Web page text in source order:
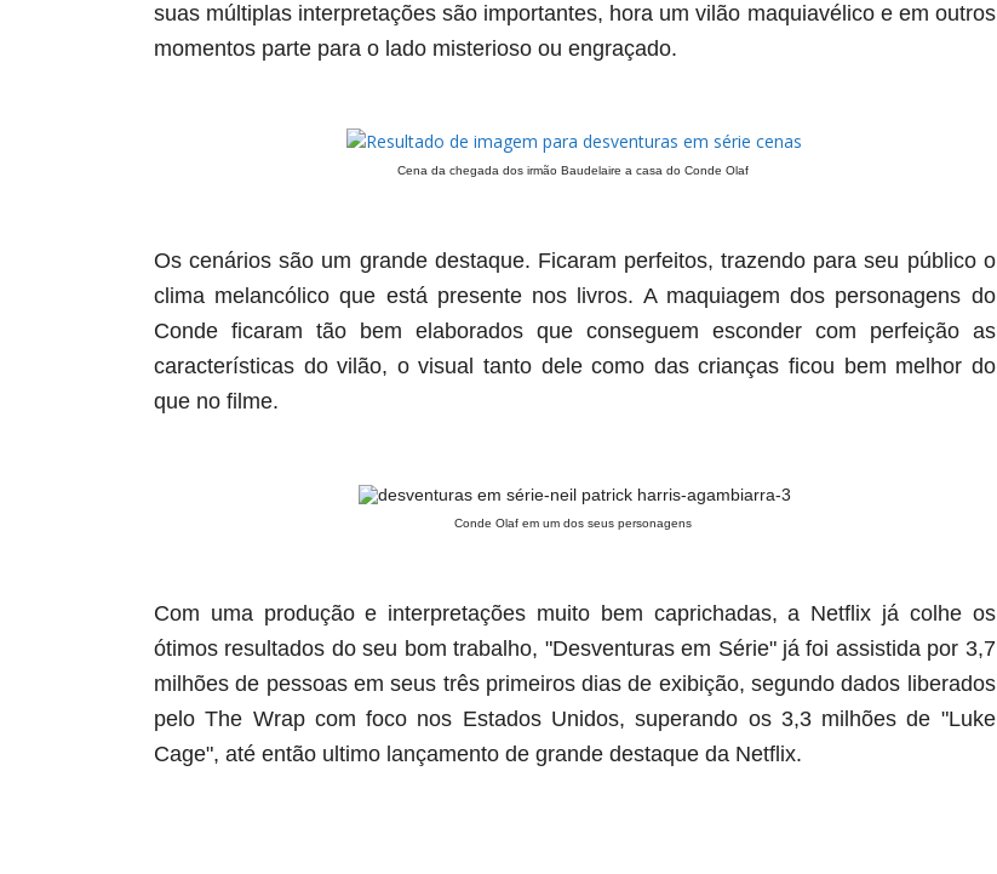
suas múltiplas interpretações são importantes, hora um vilão maquiavélico e em outros
momentos parte para o lado misterioso ou engraçado.
Cena da chegada dos irmão Baudelaire a casa do Conde Olaf
Os cenários são um grande destaque. Ficaram perfeitos, trazendo para seu público o
clima melancólico que está presente nos livros. A maquiagem dos personagens do
Conde ficaram tão bem elaborados que conseguem esconder com perfeição as
características do vilão, o visual tanto dele como das crianças ficou bem melhor do
que no filme.
Conde Olaf em um dos seus personagens
Com uma produção e interpretações muito bem caprichadas, a Netflix já colhe os
ótimos resultados do seu bom trabalho, "Desventuras em Série" já foi assistida por 3,7
milhões de pessoas em seus três primeiros dias de exibição, segundo dados liberados
pelo The Wrap com foco nos Estados Unidos, superando os 3,3 milhões de "Luke
Cage", até então ultimo lançamento de grande destaque da Netflix.